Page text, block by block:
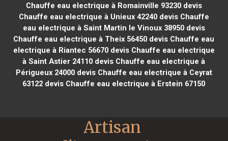
Chauffe eau electrique à Romainville 93230devis
Chauffe eau electrique à Unieux 42240devis Chauffe
eau electrique à Saint Martin le Vinoux 38950devis
Chauffe eau electrique à Theix 56450 devis Chauffe eau
electrique à Riantec 56670devis Chauffe eau electrique
à Saint Astier 24110 devis Chauffe eau electrique à
Périgueux 24000devis Chauffe eau electrique à Ceyrat
63122 devis Chauffe eau electrique à Erstein 67150
Artisan